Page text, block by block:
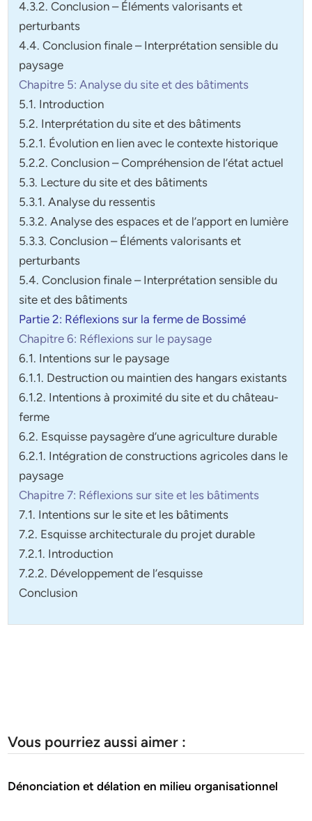
4.3.2. Conclusion – Éléments valorisants et
perturbants
4.4. Conclusion finale – Interprétation sensible du
paysage
Chapitre 5: Analyse du site et des bâtiments
5.1. Introduction
5.2. Interprétation du site et des bâtiments
5.2.1. Évolution en lien avec le contexte historique
5.2.2. Conclusion – Compréhension de l’état actuel
5.3. Lecture du site et des bâtiments
5.3.1. Analyse du ressentis
5.3.2. Analyse des espaces et de l’apport en lumière
5.3.3. Conclusion – Éléments valorisants et
perturbants
5.4. Conclusion finale – Interprétation sensible du
site et des bâtiments
Partie 2: Réflexions sur la ferme de Bossimé
Chapitre 6: Réflexions sur le paysage
6.1. Intentions sur le paysage
6.1.1. Destruction ou maintien des hangars existants
6.1.2. Intentions à proximité du site et du château-
ferme
6.2. Esquisse paysagère d’une agriculture durable
6.2.1. Intégration de constructions agricoles dans le
paysage
Chapitre 7: Réflexions sur site et les bâtiments
7.1. Intentions sur le site et les bâtiments
7.2. Esquisse architecturale du projet durable
7.2.1. Introduction
7.2.2. Développement de l’esquisse
Conclusion
Vous pourriez aussi aimer :
Dénonciation et délation en milieu organisationnel